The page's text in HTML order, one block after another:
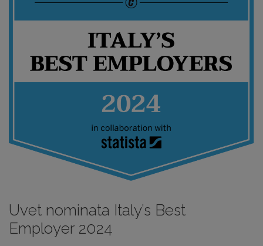
Uvet nominata Italy’s Best
Employer 2024